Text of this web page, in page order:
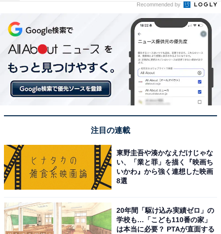
Recommended by
注目の連載
東野圭吾や湊かなえだけじゃな
い、「業と罪」を描く『映画ち
いかわ』から強く連想した映画
8選
20年間「駆け込み実績ゼロ」の
学校も…「こども110番の家」
は本当に必要？ PTAが直面する